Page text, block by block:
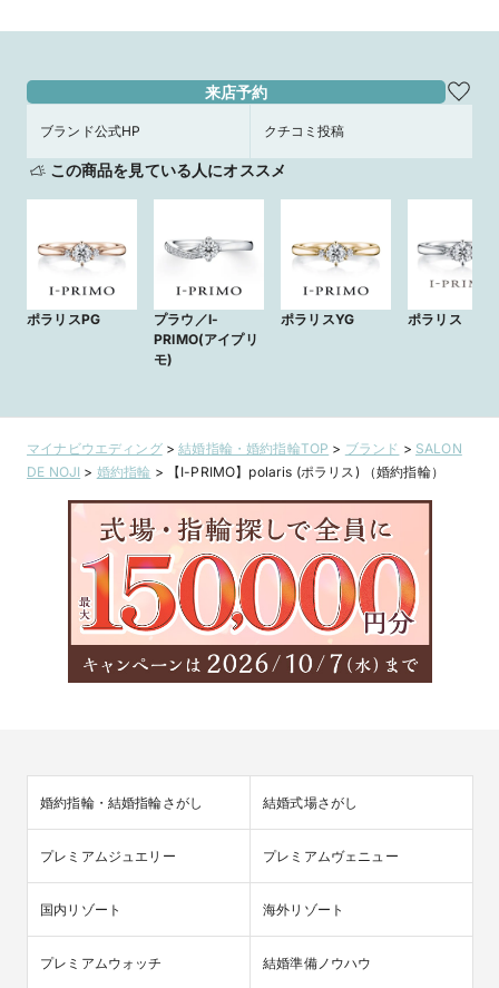
来店予約
ブランド公式HP クチコミ投稿
この商品を見ている人にオススメ
ポラリスPG
プラウ／I-
PRIMO(アイプリ
モ)
ポラリスYG ポラリス
マイナビウエディング>結婚指輪・婚約指輪TOP > ブランド > SALON
DE NOJI > 婚約指輪 > 【I-PRIMO】polaris (ポラリス) （婚約指輪）
婚約指輪・結婚指輪さがし 結婚式場さがし
プレミアムジュエリー プレミアムヴェニュー
国内リゾート 海外リゾート
プレミアムウォッチ 結婚準備ノウハウ